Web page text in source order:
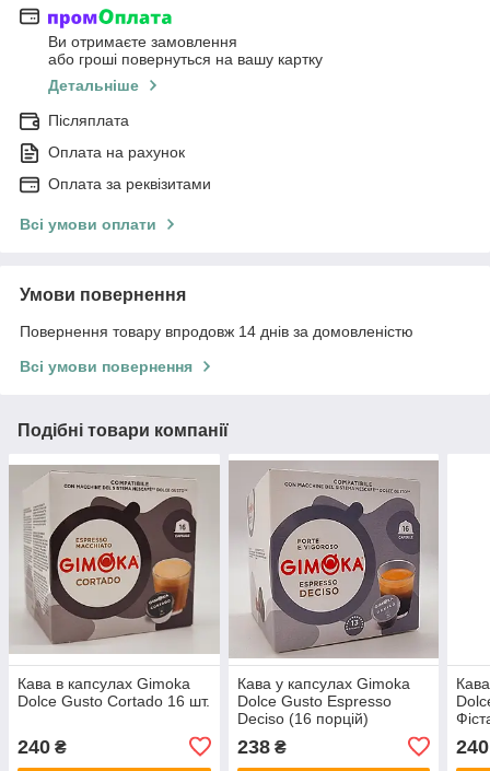
Ви отримаєте замовлення
або гроші повернуться на вашу картку
Детальніше
Післяплата
Оплата на рахунок
Оплата за реквізитами
Всі умови оплати
Умови повернення
Повернення товару впродовж 14 днів за домовленістю
Всі умови повернення
Подібні товари компанії
Кава в капсулах Gimoka
Dolce Gusto Cortado 16 шт.
240 ₴
Кава у капсулах Gimoka
Dolce Gusto Espresso
Deciso (16 порцій)
238₴ 240